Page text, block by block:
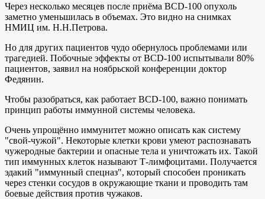
Через несколько месяцев после приёма BCD-100 опухоль
заметно уменьшилась в объемах. Это видно на снимках
НМИЦ им. Н.Н.Петрова.
Но для других пациентов чудо обернулось проблемами или
трагедией. Побочные эффекты от BCD-100 испытывали 80%
пациентов, заявил на ноябрьской конференции доктор
Федянин.
Чтобы разобраться, как работает BCD-100, важно понимать
принцип работы иммунной системы человека.
Очень упрощённо иммунитет можно описать как систему
"свой-чужой". Некоторые клетки крови умеют распознавать
чужеродные бактерии и опасные тела и уничтожать их. Такой
тип иммунных клеток называют Т-лимфоцитами. Получается
эдакий "иммунный спецназ", который способен проникать
через стенки сосудов в окружающие ткани и проводить там
боевые действия против чужаков.